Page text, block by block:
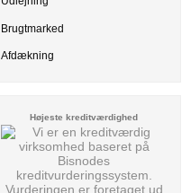
Brugtmarked
Afdækning
Højeste kreditværdighed